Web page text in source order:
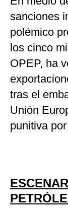
sanciones
polémico
los cinco
OPEP, ha
tras el
Unión
punitiva